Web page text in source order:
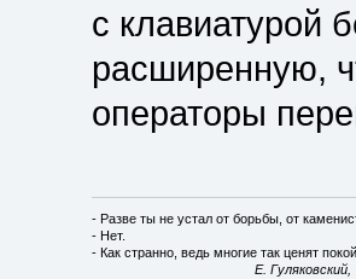
с клавиатурой
расширенную,
операторы
- Разве ты не устал от борьбы, от
- Нет.
- Как странно, ведь многие так ценят
E.